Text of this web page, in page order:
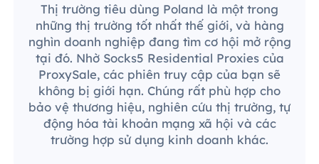
Thị trường tiêu dùng Poland là một trong
những thị trường tốt nhất thế giới, và hàng
nghìn doanh nghiệp đang tìm cơ hội mở rộng
tại đó. Nhờ Socks5 Residential Proxies của
ProxySale, các phiên truy cập của bạn sẽ
không bị giới hạn. Chúng rất phù hợp cho
bảo vệ thương hiệu, nghiên cứu thị trường, tự
động hóa tài khoản mạng xã hội và các
trường hợp sử dụng kinh doanh khác.